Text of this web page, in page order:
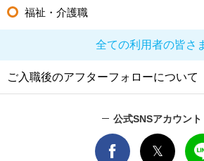
福祉・介護職
全ての利用者の皆さ
ご入職後のアフターフォローについて
公式SNSアカウント